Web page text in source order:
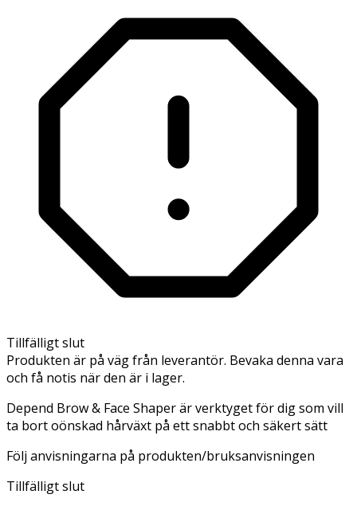
Tillfälligt slut
Produkten är på väg från leverantör. Bevaka denna vara
och få notis när den är i lager.
Depend Brow & Face Shaper är verktyget för dig som vill
ta bort oönskad hårväxt på ett snabbt och säkert sätt
Följ anvisningarna på produkten/bruksanvisningen
Tillfälligt slut